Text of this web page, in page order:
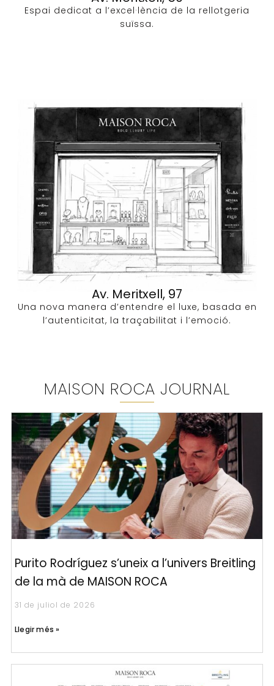
Espai dedicat a l’excel·lència de la rellotgeria
suïssa.
Av. Meritxell, 97
Una nova manera d’entendre el luxe, basada en
l’autenticitat, la traçabilitat i l’emoció.
MAISON ROCA JOURNAL
Purito Rodríguez s’uneix a l’univers Breitling
de la mà de MAISON ROCA
31 de juliol de 2026
Llegir més »